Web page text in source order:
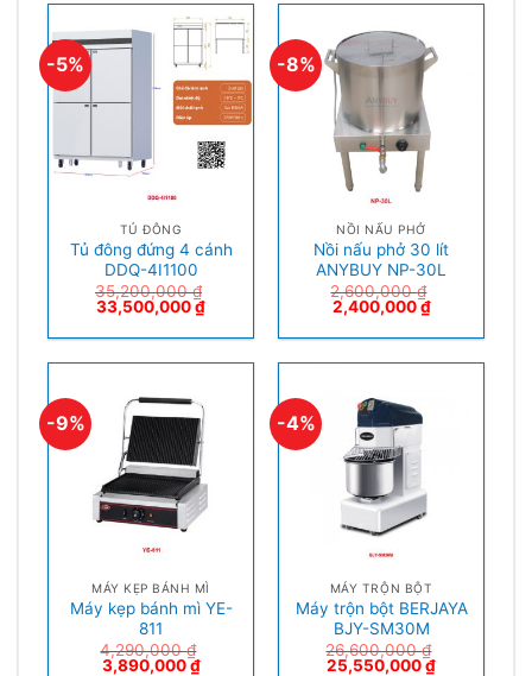
-5%
TỦ ĐÔNG
Tủ đông đứng 4 cánh
DDQ-4I1100
35,200,000₫
33,500,000₫
-8%
NỒI NẤU PHỞ
Nồi nấu phở 30 lít
ANYBUY NP-30L
2,600,000₫
2,400,000₫
-9%
MÁY KẸP BÁNH MÌ
Máy kẹp bánh mì YE-
811
4,290,000₫
3,890,000₫
-4%
MÁY TRỘN BỘT
Máy trộn bột BERJAYA
BJY-SM30M
26,600,000₫
25,550,000₫